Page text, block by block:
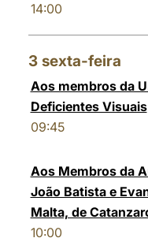
14:00
3 sexta-feira
Aos membros da
Deficientes Visuais
09:45
Aos Membros da
João Batista e
Malta, de
10:00